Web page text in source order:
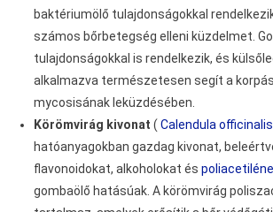
baktériumölő tulajdonságokkal
számos bőrbetegség elleni küzdelmet.
tulajdonságokkal is rendelkezik, és
alkalmazva természetesen segít a
mycosisának leküzdésében.
Körömvirág kivonat ( Calendula officinalis
hatóanyagokban gazdag kivonat,
flavonoidokat, alkoholokat és
gombaölő hatásúak. A körömvirág